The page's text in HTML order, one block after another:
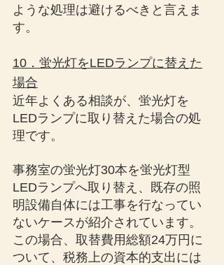
ような処理は避けるべきと言えま
す。
10．蛍光灯をLEDランプに替えた
場合
近年よくある相談が、蛍光灯を
LEDランプに取り替えた場合の処
理です。
事務室の蛍光灯30本を蛍光灯型
LEDランプへ取り替え、既存の照
明設備自体には工事を行なってい
ないケースが紹介されています。
この場合、取替費用総額24万円に
ついて、税務上の資本的支出には